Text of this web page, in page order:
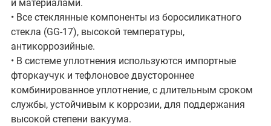
и материалами.
• Все стеклянные компоненты из боросиликатного
стекла (GG-17), высокой температуры,
антикоррозийные.
• В системе уплотнения используются импортные
фторкаучук и тефлоновое двустороннее
комбинированное уплотнение, с длительным сроком
службы, устойчивым к коррозии, для поддержания
высокой степени вакуума.